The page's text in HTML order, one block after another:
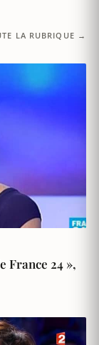
LA RUBRIQUE →
France 24 »,